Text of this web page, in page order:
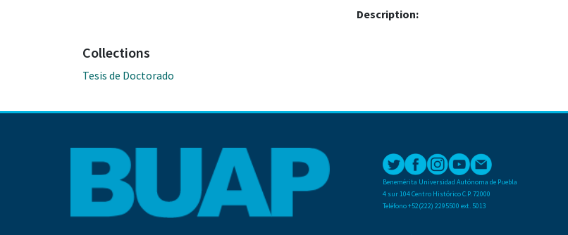
Description:
Collections
Tesis de Doctorado
Benemérita Universidad Autónoma de Puebla
4 sur 104 Centro Histórico C.P. 72000
Teléfono +52(222) 2295500 ext. 5013